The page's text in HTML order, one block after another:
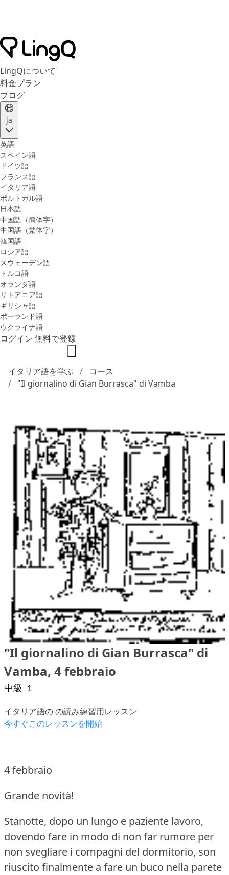
LingQについて
料金プラン
ブログ
ja
英語
スペイン語
ドイツ語
フランス語
イタリア語
ポルトガル語
日本語
中国語（簡体字）
中国語（繁体字）
韓国語
ロシア語
スウェーデン語
トルコ語
オランダ語
リトアニア語
ギリシャ語
ポーランド語
ウクライナ語
ログイン 無料で登録
イタリア語を学ぶ
コース
"Il giornalino di Gian Burrasca" di Vamba
"Il giornalino di Gian Burrasca" di
Vamba, 4 febbraio
中級 １
イタリア語の の読み練習用レッスン
今すぐこのレッスンを開始
4 febbraio
Grande novità!
Stanotte, dopo un lungo e paziente lavoro,
dovendo fare in modo di non far rumore per
non svegliare i compagni del dormitorio, son
riuscito finalmente a fare un buco nella parete